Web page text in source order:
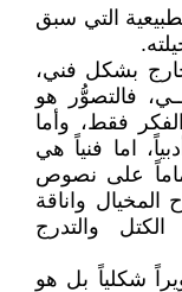
التي سبق
بشكل فني،
فالتصوُّر هو
فقط، وأما
اما فنياً هي
على نصوص
واناقة
والتدرج
شكلياً بل هو